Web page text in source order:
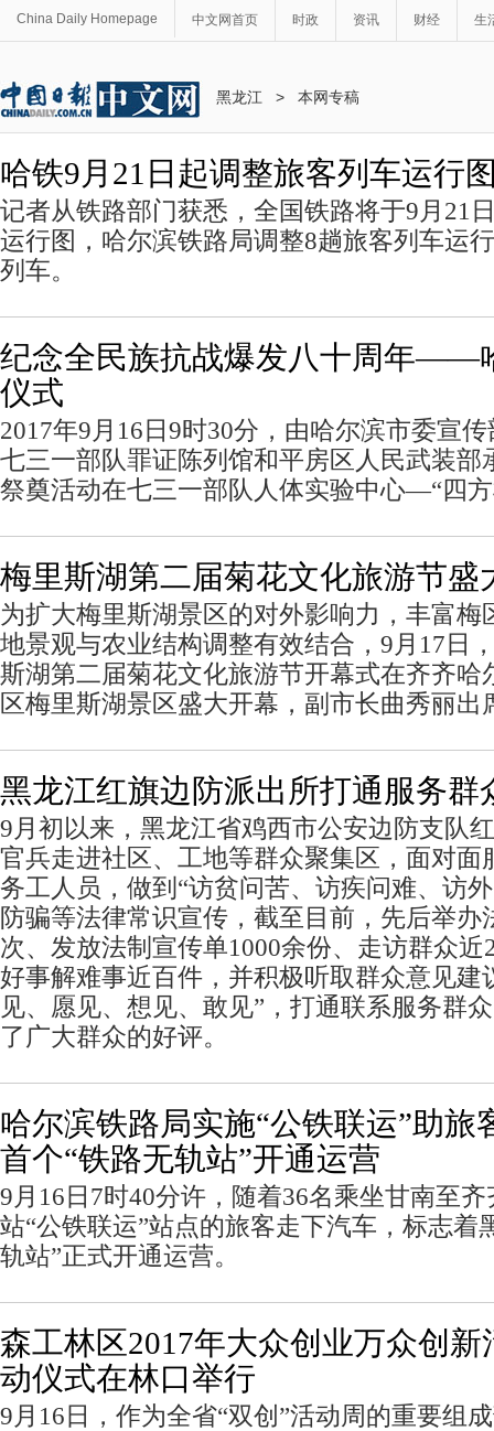
China Daily Homepage 中文网首页 时政 资讯 财经 生
黑龙江 > 本网专稿
哈铁9月21日起调整旅客列车运行
记者从铁路部门获悉，全国铁路将于9月21
运行图，哈尔滨铁路局调整8趟旅客列车运
列车。
纪念全民族抗战爆发八十周年——
仪式
2017年9月16日9时30分，由哈尔滨市委宣
七三一部队罪证陈列馆和平房区人民武装部
祭奠活动在七三一部队人体实验中心—“四
梅里斯湖第二届菊花文化旅游节盛
为扩大梅里斯湖景区的对外影响力，丰富梅
地景观与农业结构调整有效结合，9月17日
斯湖第二届菊花文化旅游节开幕式在齐齐哈
区梅里斯湖景区盛大开幕，副市长曲秀丽出
黑龙江红旗边防派出所打通服务群
9月初以来，黑龙江省鸡西市公安边防支队
官兵走进社区、工地等群众聚集区，面对面
务工人员，做到“访贫问苦、访疾问难、访
防骗等法律常识宣传，截至目前，先后举办
次、发放法制宣传单1000余份、走访群众近
好事解难事近百件，并积极听取群众意见建
见、愿见、想见、敢见”，打通联系服务群
了广大群众的好评。
哈尔滨铁路局实施“公铁联运”助旅
首个“铁路无轨站”开通运营
9月16日7时40分许，随着36名乘坐甘南至
站“公铁联运”站点的旅客走下汽车，标志着
轨站”正式开通运营。
森工林区2017年大众创业万众创
动仪式在林口举行
9月16日，作为全省“双创”活动周的重要组